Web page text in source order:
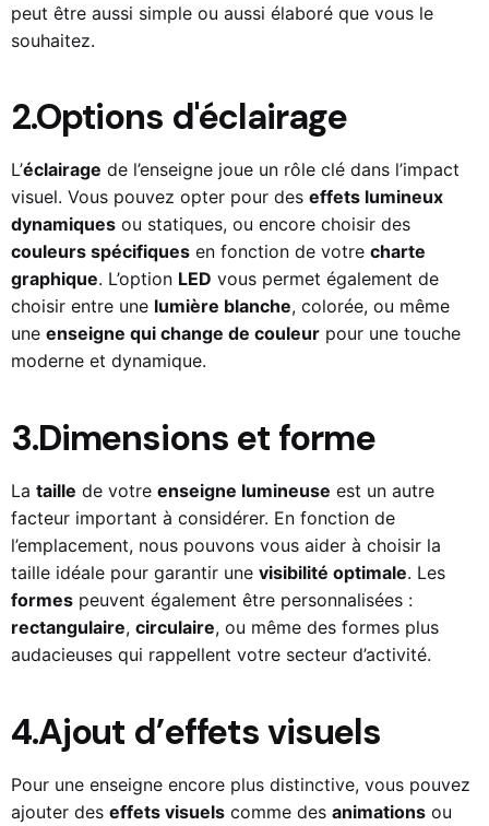
peut être aussi simple ou aussi élaboré que vous le
souhaitez.
2.Options d'éclairage
L’éclairage de l’enseigne joue un rôle clé dans l’impact
visuel. Vous pouvez opter pour des effets lumineux
dynamiques ou statiques, ou encore choisir des
couleurs spécifiques en fonction de votre charte
graphique. L’option LED vous permet également de
choisir entre une lumière blanche, colorée, ou même
une enseigne qui change de couleur pour une touche
moderne et dynamique.
3.Dimensions et forme
La taille de votre enseigne lumineuse est un autre
facteur important à considérer. En fonction de
l’emplacement, nous pouvons vous aider à choisir la
taille idéale pour garantir une visibilité optimale. Les
formes peuvent également être personnalisées :
rectangulaire, circulaire, ou même des formes plus
audacieuses qui rappellent votre secteur d’activité.
4.Ajout d’effets visuels
Pour une enseigne encore plus distinctive, vous pouvez
ajouter des effets visuels comme des animations ou